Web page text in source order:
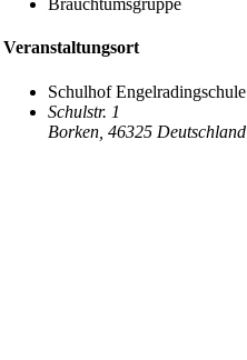
Brauchtumsgruppe
Veranstaltungsort
Schulhof Engelradingschule
Schulstr. 1
Borken 46325 Deutschland